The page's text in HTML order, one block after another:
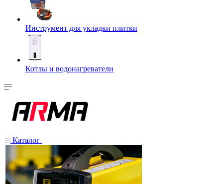
Инструмент для укладки плитки
Котлы и водонагреватели
Каталог